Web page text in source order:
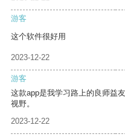
游客
这个软件很好用
2023-12-22
游客
这款app是我学习路上的良师益
视野。
2023-12-22